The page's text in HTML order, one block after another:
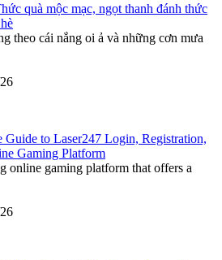
quà mộc mạc, ngọt thanh đánh thức
theo cái nắng oi ả và những cơn mưa
Guide to Laser247 Login, Registration,
Gaming Platform
online gaming platform that offers a